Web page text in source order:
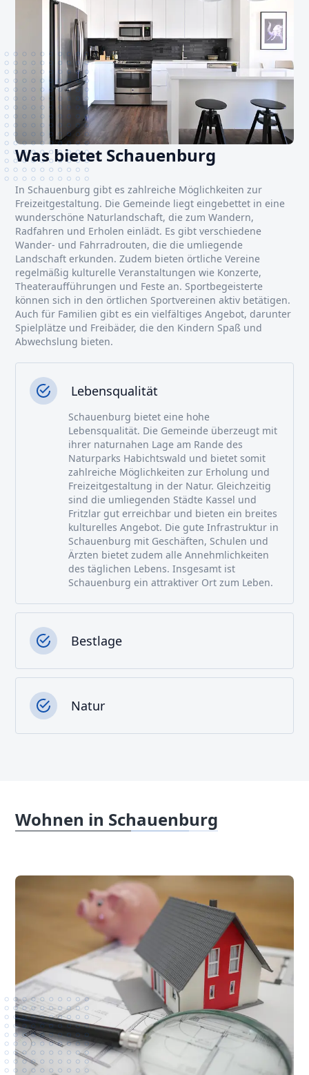
Was bietet Schauenburg
In Schauenburg gibt es zahlreiche Möglichkeiten zur
Freizeitgestaltung. Die Gemeinde liegt eingebettet in eine
wunderschöne Naturlandschaft, die zum Wandern,
Radfahren und Erholen einlädt. Es gibt verschiedene
Wander- und Fahrradrouten, die die umliegende
Landschaft erkunden. Zudem bieten örtliche Vereine
regelmäßig kulturelle Veranstaltungen wie Konzerte,
Theateraufführungen und Feste an. Sportbegeisterte
können sich in den örtlichen Sportvereinen aktiv betätigen.
Auch für Familien gibt es ein vielfältiges Angebot, darunter
Spielplätze und Freibäder, die den Kindern Spaß und
Abwechslung bieten.
Lebensqualität
Schauenburg bietet eine hohe
Lebensqualität. Die Gemeinde überzeugt mit
ihrer naturnahen Lage am Rande des
Naturparks Habichtswald und bietet somit
zahlreiche Möglichkeiten zur Erholung und
Freizeitgestaltung in der Natur. Gleichzeitig
sind die umliegenden Städte Kassel und
Fritzlar gut erreichbar und bieten ein breites
kulturelles Angebot. Die gute Infrastruktur in
Schauenburg mit Geschäften, Schulen und
Ärzten bietet zudem alle Annehmlichkeiten
des täglichen Lebens. Insgesamt ist
Schauenburg ein attraktiver Ort zum Leben.
Bestlage
Natur
Wohnen in Schauenburg